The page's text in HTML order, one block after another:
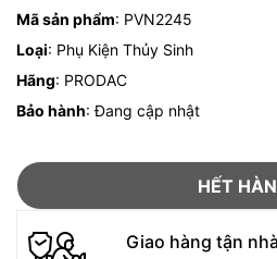
Mã sản phẩm: PVN2245
Loại: Phụ Kiện Thủy Sinh
Hãng: PRODAC
Bảo hành: Đang cập nhật
HẾT
Giao hàng tận